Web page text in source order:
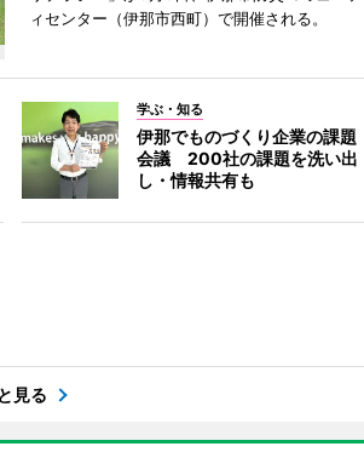
ィセンター（伊那市西町）で開催される。
学ぶ・知る
伊那でものづくり企業の課題
会議 200社の課題を洗い出
し・情報共有も
見る